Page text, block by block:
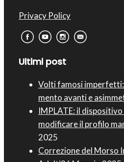
Privacy Policy
Ultimi post
Volti famosi
mento avanti e
IMPLATE: il
modificare il profilo
2025
Correzione del Morso